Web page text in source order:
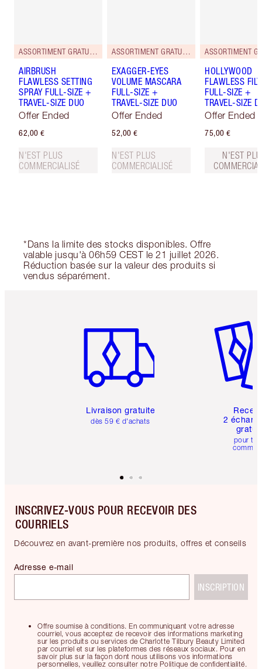
ASSORTIMENT GRATUIT AU FORMAT VOYAGE !
AIRBRUSH
FLAWLESS SETTING
SPRAY FULL-SIZE +
TRAVEL-SIZE DUO
Offer Ended
62,00 €
N'EST PLUS
COMMERCIALISÉ
ASSORTIMENT GRATUIT AU FORMAT VOYAGE !
EXAGGER-EYES
VOLUME MASCARA
FULL-SIZE +
TRAVEL-SIZE DUO
Offer Ended
52,00 €
N'EST PLUS
COMMERCIALISÉ
HOLLYWOOD
FLAWLESS
FULL-SIZE +
TRAVEL-SIZE
Offer Ended
75,00 €
N'EST
*Dans la limite des stocks disponibles. Offre
valable jusqu'à 06h59 CEST le 21 juillet 2026.
Réduction basée sur la valeur des produits si
vendus séparément.
Livraison gratuite
dès 59 € d'achats
2
pour
INSCRIVEZ-VOUS POUR RECEVOIR DES
COURRIELS
Découvrez en avant-première nos produits, offres et conseils
Offre soumise à conditions. En communiquant votre adresse
courriel, vous acceptez de recevoir des informations marketing
sur les produits ou services de Charlotte Tilbury Beauty Limited
par courriel et sur les plateformes des réseaux sociaux. Pour en
savoir plus sur la façon dont nous utilisons vos informations
personnelles, veuillez consulter notre Politique de confidentialité.
Adresse e-mail
INSCRIPTION